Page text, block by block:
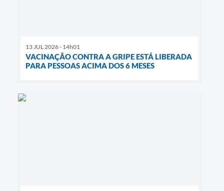
13 JUL 2026 - 14h01
VACINAÇÃO CONTRA A GRIPE ESTÁ LIBERADA
PARA PESSOAS ACIMA DOS 6 MESES